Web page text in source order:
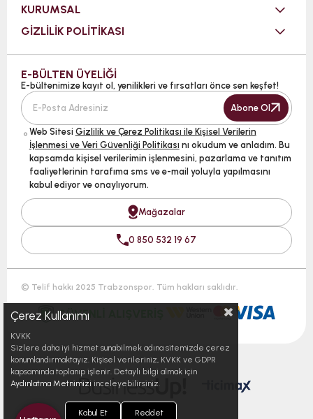
KURUMSAL
GİZLİLİK POLİTİKASI
E-BÜLTEN ÜYELİĞİ
E-bültenimize kayıt ol, yenilikleri ve fırsatları önce sen keşfet!
Abone Ol
Web Sitesi Gizlilik ve Çerez Politikası ile Kişisel Verilerin
İşlenmesi ve Veri Güvenliği Politikası nı okudum ve anladım. Bu
kapsamda kişisel verilerimin işlenmesini, pazarlama ve tanıtım
faaliyetlerinin tarafıma sms ve e-mail yoluyla yapılmasını
kabul ediyor ve onaylıyorum.
Mağazalar
0 850 532 19 67
© Telif hakkı 2025 Trabzonspor. Tüm hakları saklıdır.
Çerez Kullanımı
KVKK
Sizlere daha iyi hizmet sunabilmek adına sitemizde çerez
konumlandırmaktayız. Kişisel verileriniz, KVKK ve GDPR
kapsamında toplanıp işlenir. Detaylı bilgi almak için
Aydınlatma Metnimizi inceleyebilirsiniz.
Kabul Et Reddet